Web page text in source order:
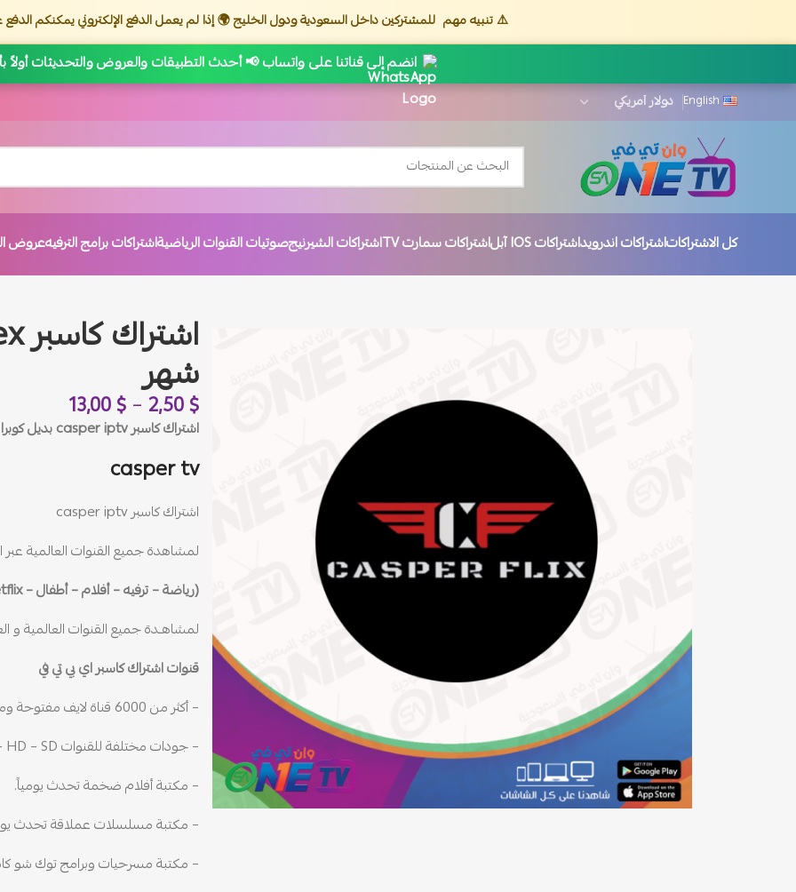
⚠️ تنبيه مهم للمشتركين داخل السعودية ودول الخليج 🌍 إذا لم يعمل الدفع الإلكتروني يمكنكم الدفع
انضم إلى قناتنا على واتساب 📢 أحدث التطبيقات والعروض والتحديثات أولاً
English
كل الاشتراكاتاشتراكات اندرويداشتراكات IOS آبل اشتراكات سمارت TV اشتراكات الشيرنيجصوتيات القنوات الرياضيةاشتراكات برامج الترفيهعروض
شهر
2,50$
–
13,00$
اشتراك كاسبر casper iptv بديل كوبرا لمدة 12 شهر
casper tv
اشتراك كاسبر casper iptv
لمشاهدة جميع القنوات العالمية عبر
(رياضة – ترفيه – أفلام – أطفال – Netflix – وثائقي – مكتبة الأفلام والمسلسلات)
لمشاهـدة جميع القنوات العالمية و
قنوات اشتراك كاسبر اي بي تي في
– أكثر من 6000 قناة لايف مفتوحة ومشفرة.
– جودات مختلفة للقنوات 4K – FHD – HD – SD.
– مكتبة أفلام ضخمة تحدث يومياً.
– مكتبة مسلسلات عملاقة تحدث
– مكتبة مسرحيات وبرامج توك شو